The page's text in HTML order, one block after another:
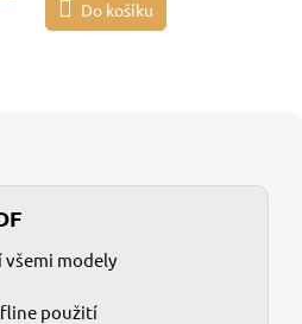
Do košíku
modely
použití